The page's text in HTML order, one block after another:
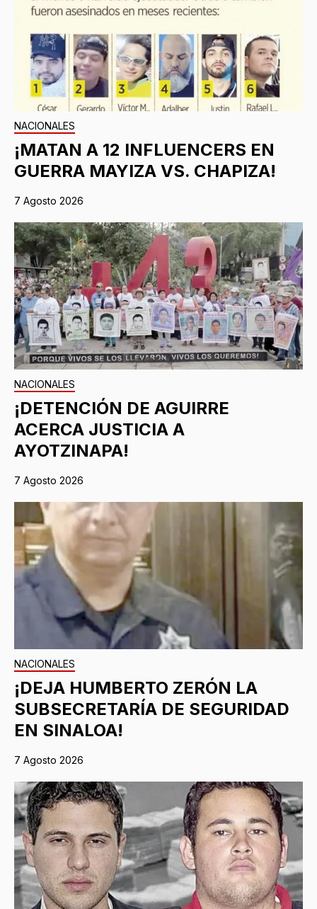
NACIONALES
¡MATAN A 12 INFLUENCERS EN
GUERRA MAYIZA VS. CHAPIZA!
7 Agosto 2026
NACIONALES
¡DETENCIÓN DE AGUIRRE
ACERCA JUSTICIA A
AYOTZINAPA!
7 Agosto 2026
NACIONALES
¡DEJA HUMBERTO ZERÓN LA
SUBSECRETARÍA DE SEGURIDAD
EN SINALOA!
7 Agosto 2026